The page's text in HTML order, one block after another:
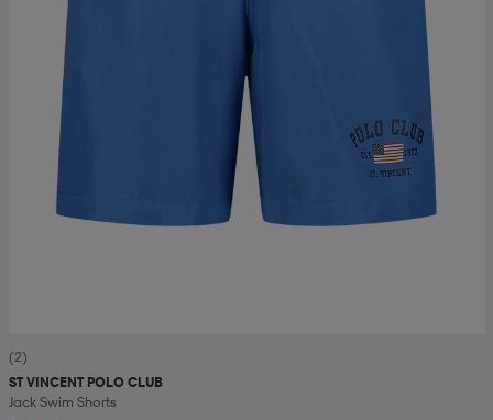
(2)
ST VINCENT POLO CLUB
Jack Swim Shorts